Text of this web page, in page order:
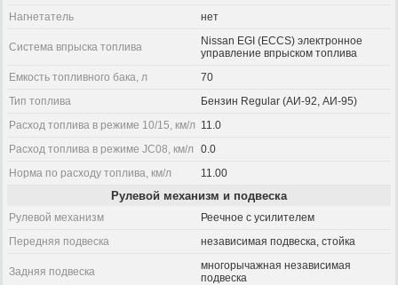
Нагнетатель
нет
Система впрыска топлива
Nissan EGI (ECCS) электронное
управление впрыском топлива
Емкость топливного бака, л
70
Тип топлива
Бензин Regular (АИ-92, АИ-95)
Расход топлива в режиме 10/15, км/л 11.0
Расход топлива в режиме JC08, км/л
0.0
Норма по расходу топлива, км/л
11.00
Рулевой механизм и подвеска
Рулевой механизм
Реечное с усилителем
Передняя подвеска
независимая подвеска, стойка
Задняя подвеска
многорычажная независимая
подвеска